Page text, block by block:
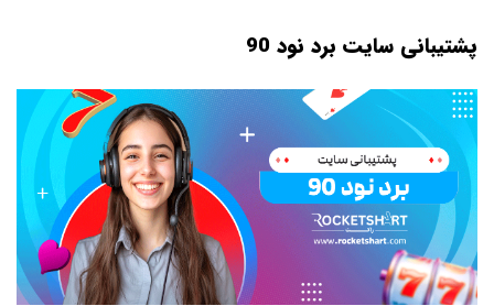
پشتیبانی سایت برد نود 90